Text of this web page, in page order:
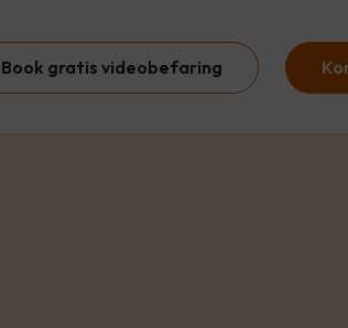
Book gratis videobefaring